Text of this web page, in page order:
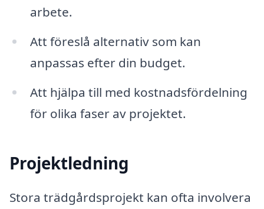
arbete.
Att föreslå alternativ som kan
anpassas efter din budget.
Att hjälpa till med kostnadsfördelning
för olika faser av projektet.
Projektledning
Stora trädgårdsprojekt kan ofta involvera